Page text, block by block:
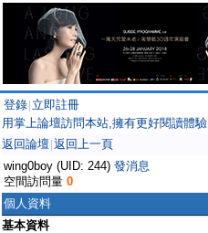
登錄 立即註冊
用掌上論壇訪問本站,擁有更好閱讀體驗
返回論壇 返回上一頁
wing0boy (UID: 244) 發消息
空間訪問量 0
個人資料
基本資料